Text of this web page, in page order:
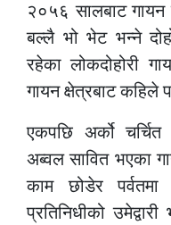
२०५६ सालबाट गायन
बल्लै भो भेट भन्ने
रहेका लोकदोहोरी
गायन क्षेत्रबाट कहिले
एकपछि अर्को चर्चित
अब्वल सावित भएका
काम छोडेर पर्वतमा
प्रतिनिधीको